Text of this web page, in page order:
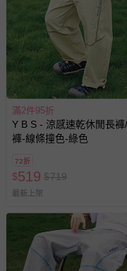
針對滿件折/滿額贈
留商品未達活動門檻
回。
部分商品依據消費者
豫期範圍：
易於腐敗、保存
商品、食品等）
報紙、期刊或雜
等）。
非以有形媒介提
上服務，經消費
滿2件95折
Y B S - 涼感速乾休閒長
褲-線條撞色-綠色
72折
$519 $719
最新上架